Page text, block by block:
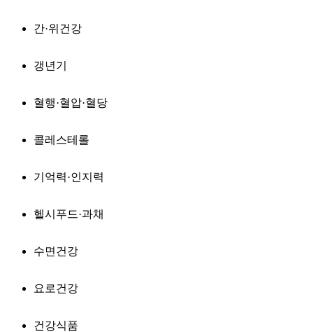
간·위건강
갱년기
혈행·혈압·혈당
콜레스테롤
기억력·인지력
헬시푸드·과채
수면건강
요로건강
건강식품